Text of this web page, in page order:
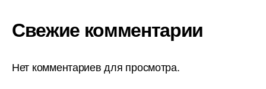
Свежие комментарии
Нет комментариев для просмотра.